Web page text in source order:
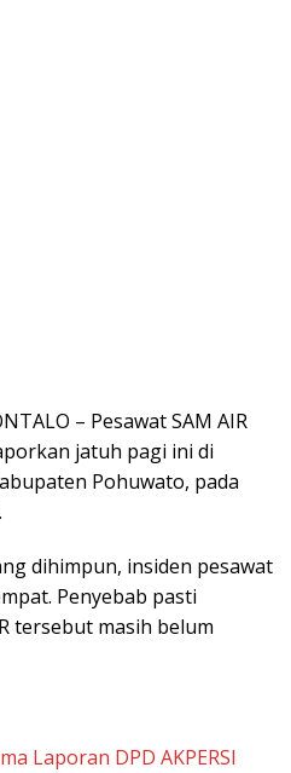
– Pesawat SAM AIR
jatuh pagi ini di
Pohuwato, pada
dihimpun, insiden pesawat
Penyebab pasti
tersebut masih belum
Laporan DPD AKPERSI